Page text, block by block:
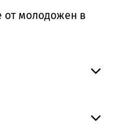
от молодожен в